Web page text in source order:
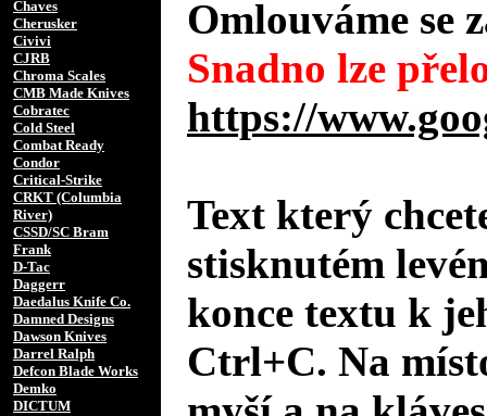
Chaves
Cherusker
Civivi
CJRB
Chroma Scales
CMB Made Knives
Cobratec
Cold Steel
Combat Ready
Condor
Critical-Strike
CRKT (Columbia
River)
CSSD/SC Bram
Frank
D-Tac
Daggerr
Daedalus Knife Co.
Damned Designs
Dawson Knives
Darrel Ralph
Defcon Blade Works
Demko
DICTUM
Omlouváme se
Snadno lze
https://
Text který
stisknutém
konce textu k
Ctrl+C. Na